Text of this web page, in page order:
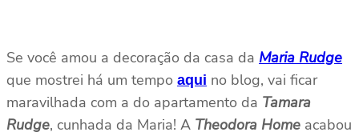
Se você amou a decoração da casa da Maria Rudge
que mostrei há um tempo aqui no blog, vai ficar
maravilhada com a do apartamento da Tamara
Rudge, cunhada da Maria! A Theodora Home acabou